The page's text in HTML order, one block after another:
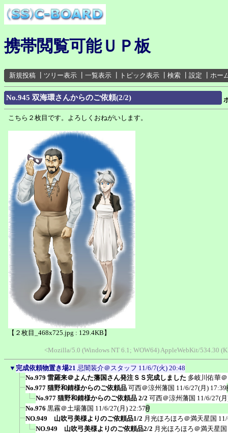
携帯閲覧可能ＵＰ板
新規投稿 ツリー表示 一覧表示 トピック表示 検索 設定 ホー
No.945 双海環さんからのご依頼(2/2)
こちら２枚目です。よろしくおねがいします。
【２枚目_468x725.jpg : 129.4KB】
<Mozilla/5.0 (Windows NT 6.1; WOW64) AppleWebKit/534.30
▼ 完成依頼物置き場21 忌闇装介＠スタッフ 11/6/7(火) 20:48
No.979 雷羅来＠よんた藩国さん発注ＳＳ完成しました 多岐川佑華
No.977 猫野和錆様からのご依頼品 可西＠涼州藩国 11/6/27(月) 17:39
No.977 猫野和錆様からのご依頼品 2/2 可西＠涼州藩国 11/6/27(
No.976 黒霧＠土場藩国 11/6/27(月) 22:57
NO.949 山吹弓美様よりのご依頼品1/2 月光ほろほろ＠満天星国
NO.949 山吹弓美様よりのご依頼品2/2 月光ほろほろ＠満天星国